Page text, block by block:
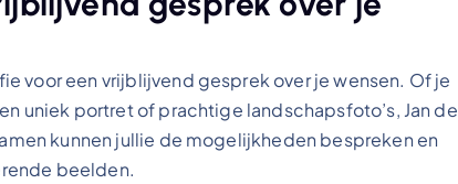
voor een vrijblijvend gesprek over je wensen. Of je
uniek portret of prachtige landschapsfoto’s, Jan de
kunnen jullie de mogelijkheden bespreken en
beelden.